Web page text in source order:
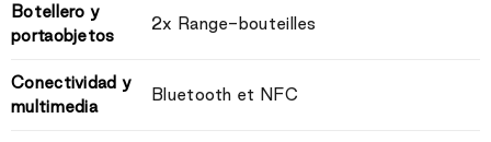
Botellero y
portaobjetos
2x Range-bouteilles
Conectividad y
multimedia
Bluetooth et NFC